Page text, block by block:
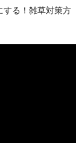
する！雑草対策方